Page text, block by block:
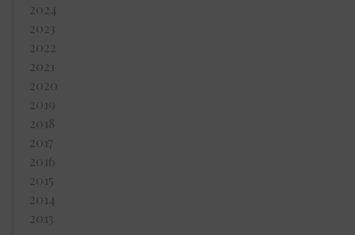
2024
2023
2022
2021
2020
2019
2018
2017
2016
2015
2014
2013